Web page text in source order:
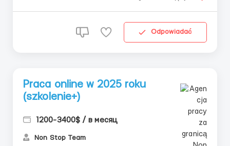
Odpowiadać
Praca online w 2025 roku
(szkolenie+)
1200-3400$ / в месяц
Non Stop Team